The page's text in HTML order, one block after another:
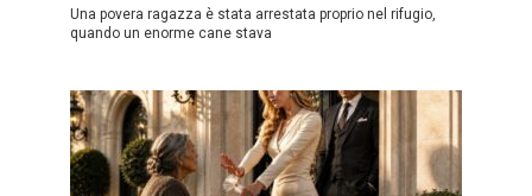
Una povera ragazza è stata arrestata proprio nel rifugio,
quando un enorme cane stava